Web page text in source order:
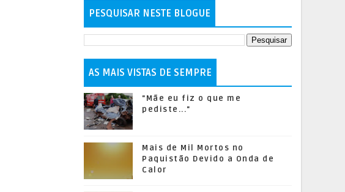
PESQUISAR NESTE BLOGUE
AS MAIS VISTAS DE SEMPRE
"Mãe eu fiz o que me
pediste..."
Mais de Mil Mortos no
Paquistão Devido a Onda de
Calor